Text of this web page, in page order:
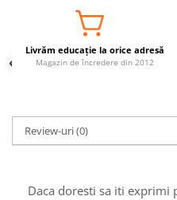
Livrăm educație la orice adresă
Magazin de încredere din 2012
Review-uri(0)
Daca doresti sa iti exprimi